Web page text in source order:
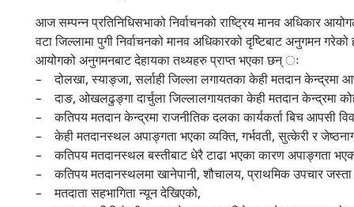
आज सम्पन्न प्रतिनिधिसभाको निर्वाचनको राष्ट्रिय मानव अधिकार
वटा जिल्लामा पुगी निर्वाचनको मानव अधिकारको दृष्टिबाट अनुगमन गरेको
आयोगको अनुगमनबाट देहायका तथ्यहरु प्राप्त भएका छन् ः
– दोलखा, स्याङ्जा, सर्लाही जिल्ला लगायतका केही मतदान केन्द्रमा
– दाङ, ओखलढुङ्गा दार्चुला जिल्लालगायतका केही मतदान केन्द्रमा
– कतिपय मतदान केन्द्रमा राजनीतिक दलका कार्यकर्ता बिच आपसी
– केही मतदानस्थल अपाङ्गता भएका व्यक्ति, गर्भवती, सुत्केरी र
– कतिपय मतदानस्थल बस्तीबाट धेरै टाढा भएका कारण अपाङ्गता
– कतिपय मतदानस्थलमा खानेपानी, शौचालय, प्राथमिक उपचार जस्ता
– मतदाता सहभागिता न्यून देखिएको,